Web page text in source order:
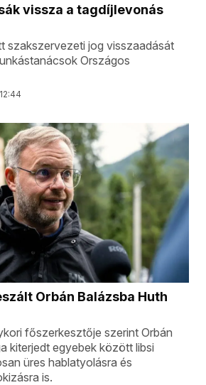
vissza a tagdíjlevonás
szakszervezeti jog visszaadását
Országos
Orbán Balázsba Huth
főszerkesztője szerint Orbán
kiterjedt egyebek között libsi
üres hablatyolásra és
is.